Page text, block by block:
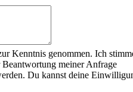
Kenntnis genommen. Ich
meiner Anfrage
Du kannst deine